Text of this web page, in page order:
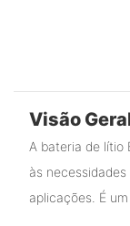
Visão
A bateria de lítio
às
aplicações. É